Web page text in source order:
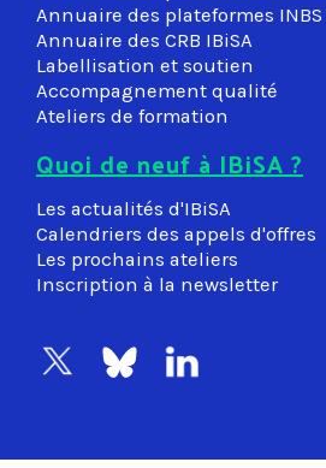
Annuaire des plateformes INBS
Annuaire des CRB IBiSA
Labellisation et soutien
Accompagnement qualité
Ateliers de formation
Quoi de neuf à IBiSA ?
Les actualités d'IBiSA
Calendriers des appels d'offres
Les prochains ateliers
Inscription à la newsletter